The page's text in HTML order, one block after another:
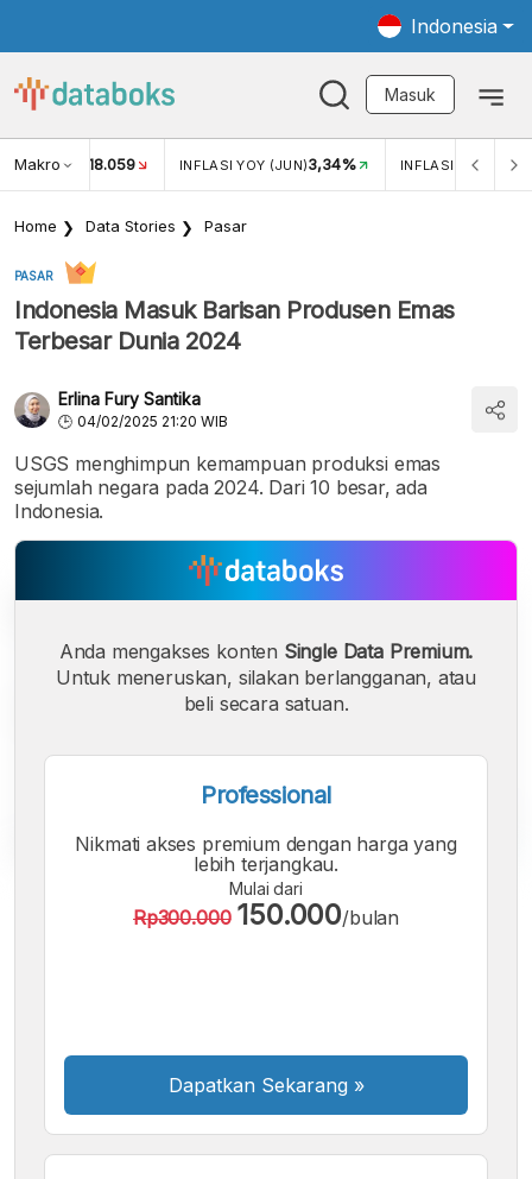
Indonesia
Masuk
Makro
USD/IDR 18.059 INFLASI YOY (JUN)3,34% INFLASI MOM
Home Data Stories Pasar
PASAR
Indonesia Masuk Barisan Produsen Emas
Terbesar Dunia 2024
Erlina Fury Santika
04/02/2025 21:20 WIB
USGS menghimpun kemampuan produksi emas
sejumlah negara pada 2024. Dari 10 besar, ada
Indonesia.
Font
A
Font
A
Font
Anda mengakses konten Single Data Premium.
Untuk meneruskan, silakan berlangganan, atau
beli secara satuan.
Professional
Nikmati akses premium dengan harga yang
lebih terjangkau.
Mulai dari
Rp300.000 150.000/bulan
Dapatkan Sekarang »